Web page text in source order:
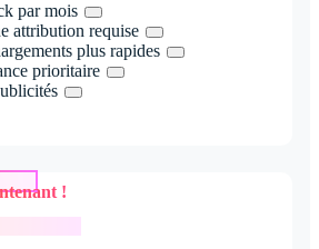
par mois
attribution requise
plus rapides
prioritaire
!